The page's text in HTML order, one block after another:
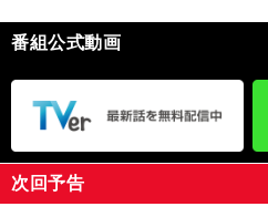
番組公式動画
次回予告